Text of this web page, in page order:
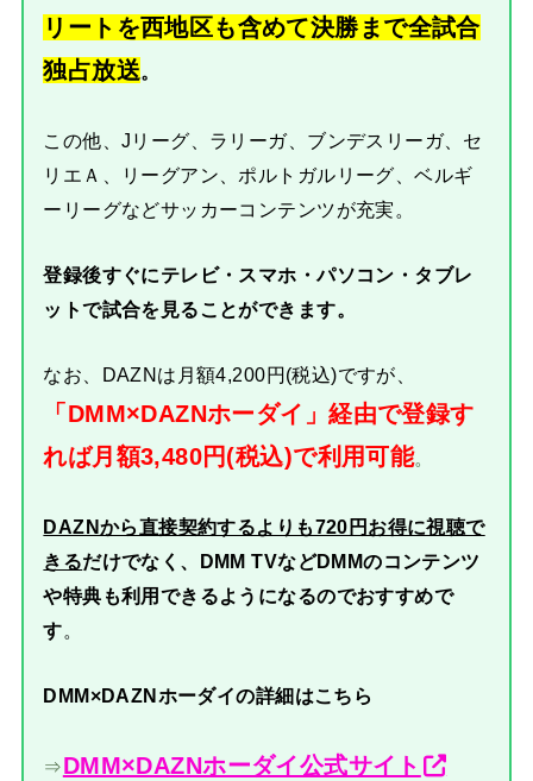
リートを西地区も含めて決勝まで全試合
独占放送。
この他、Jリーグ、ラリーガ、ブンデスリーガ、セ
リエＡ、リーグアン、ポルトガルリーグ、ベルギ
ーリーグなどサッカーコンテンツが充実。
登録後すぐにテレビ・スマホ・パソコン・タブレ
ットで試合を見ることができます。
なお、DAZNは月額4,200円(税込)ですが、
「DMM×DAZNホーダイ」経由で登録す
れば月額3,480円(税込)で利用可能。
DAZNから直接契約するよりも720円お得に視聴で
きるだけでなく、DMM TVなどDMMのコンテンツ
や特典も利用できるようになるのでおすすめで
す。
DMM×DAZNホーダイの詳細はこちら
⇒DMM×DAZNホーダイ公式サイト